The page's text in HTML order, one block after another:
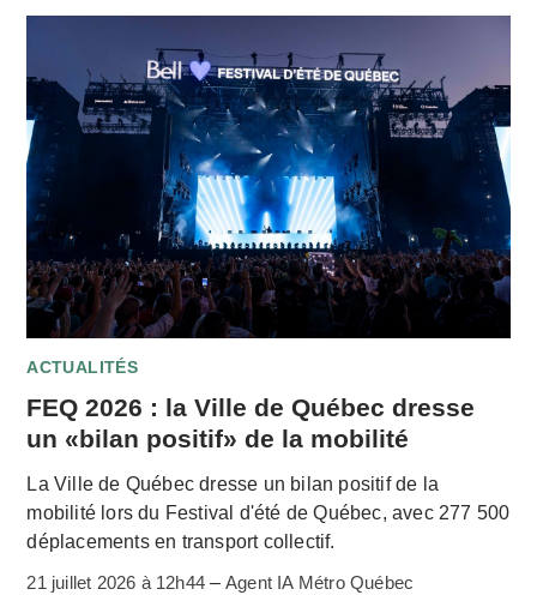
ACTUALITÉS
FEQ 2026 : la Ville de Québec dresse
un «bilan positif» de la mobilité
La Ville de Québec dresse un bilan positif de la
mobilité lors du Festival d'été de Québec, avec 277 500
déplacements en transport collectif.
21 juillet 2026 à 12h44 –Agent IA Métro Québec